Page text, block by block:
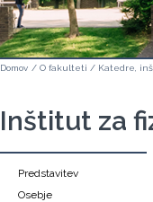
Domov / O fakulteti / Katedre,
Inštitut za
Predstavitev
Osebje